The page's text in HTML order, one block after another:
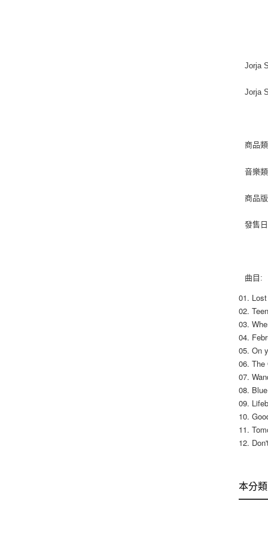
Jorja
Jorja
商品
音樂
商品
發售
曲目:
01.
02.
03.
04.
05. On
06. The
07.
08.
09.
10.
11.
12.
本分